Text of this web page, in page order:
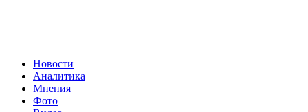
Новости
Аналитика
Мнения
Фото